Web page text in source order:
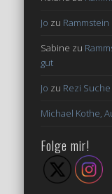
Jo zu
Sabine zu
gut
Jo zu Rezi
Michael Kothe,
Folge mir!